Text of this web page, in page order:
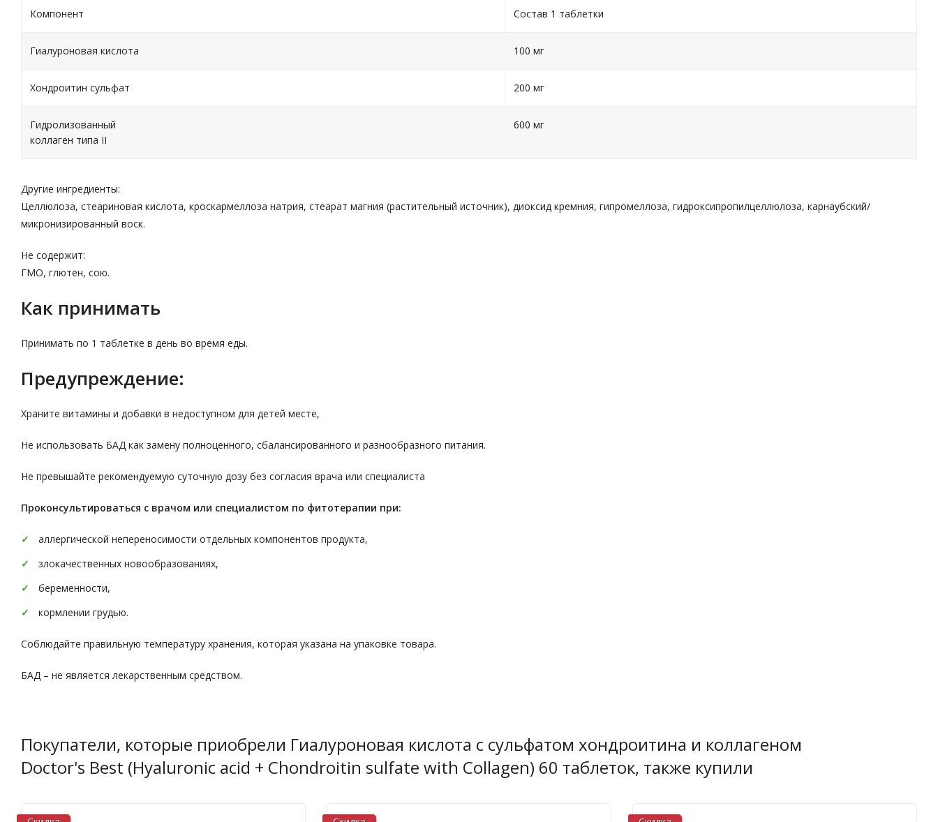
Компонент Состав 1 таблетки
Гиалуроновая кислота 100 мг
Хондроитин сульфат 200 мг
Гидролизованный
коллаген типа II
600 мг
Другие ингредиенты:
Целлюлоза, стеариновая кислота, кроскармеллоза натрия, стеарат магния (растительный источник), диоксид кремния, гипромеллоза, гидроксипропилцеллюлоза, карнаубский/
микронизированный воск.
Не содержит:
ГМО, глютен, сою.
Как принимать
Принимать по 1 таблетке в день во время еды.
Предупреждение:
Храните витамины и добавки в недоступном для детей месте,
Не использовать БАД как замену полноценного, сбалансированного и разнообразного питания.
Не превышайте рекомендуемую суточную дозу без согласия врача или специалиста
Проконсультироваться с врачом или специалистом по фитотерапии при:
аллергической непереносимости отдельных компонентов продукта,
злокачественных новообразованиях,
беременности,
кормлении грудью.
Соблюдайте правильную температуру хранения, которая указана на упаковке товара.
БАД – не является лекарственным средством.
Покупатели, которые приобрели Гиалуроновая кислота с сульфатом хондроитина и коллагеном
Doctor's Best (Hyaluronic acid + Chondroitin sulfate with Collagen) 60 таблеток, также купили